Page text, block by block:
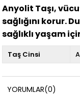
Anyolit Taşı,
sağlığını korur.
sağlıklı yaşam
Taş Cinsi
YORUMLAR(0)